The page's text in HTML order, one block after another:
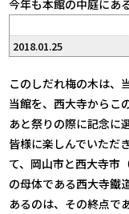
今年も本館の中庭にあ
2018.01.25
このしだれ梅の木は、
当館を、西大寺からこ
あと祭りの際に記念に
皆様に楽しんでいただ
て、岡山市と西大寺市
の母体である西大寺鐵
あるのは、その終点で